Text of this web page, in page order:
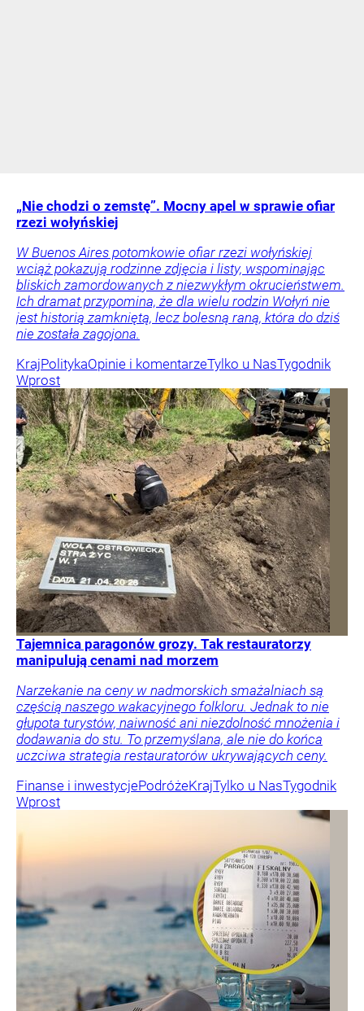
„Nie chodzi o zemstę”. Mocny apel w sprawie ofiar
rzezi wołyńskiej
W Buenos Aires potomkowie ofiar rzezi wołyńskiej
wciąż pokazują rodzinne zdjęcia i listy, wspominając
bliskich zamordowanych z niezwykłym okrucieństwem.
Ich dramat przypomina, że dla wielu rodzin Wołyń nie
jest historią zamkniętą, lecz bolesną raną, która do dziś
nie została zagojona.
KrajPolitykaOpinie i komentarzeTylko u NasTygodnik
Wprost
Tajemnica paragonów grozy. Tak restauratorzy
manipulują cenami nad morzem
Narzekanie na ceny w nadmorskich smażalniach są
częścią naszego wakacyjnego folkloru. Jednak to nie
głupota turystów, naiwność ani niezdolność mnożenia i
dodawania do stu. To przemyślana, ale nie do końca
uczciwa strategia restauratorów ukrywających ceny.
Finanse i inwestycjePodróżeKrajTylko u NasTygodnik
Wprost